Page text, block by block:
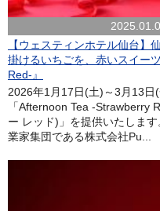
【ウェスティンホテル仙台
掛けるいちごを、赤いスイー
Red-』
2026年1月17日(土)～3月13日
「Afternoon Tea -Strawberry
ー レッド)」を提供いたしま
業家集団である株式会社Pu...